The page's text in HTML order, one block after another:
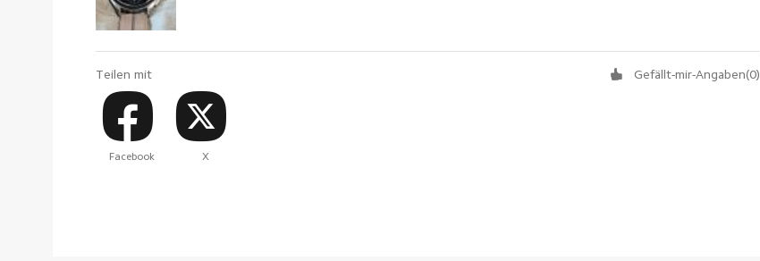
Teilen mit
Facebook X
Gefällt-mir-Angaben(0)